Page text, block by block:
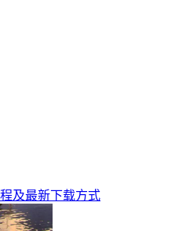
及最新下载方式